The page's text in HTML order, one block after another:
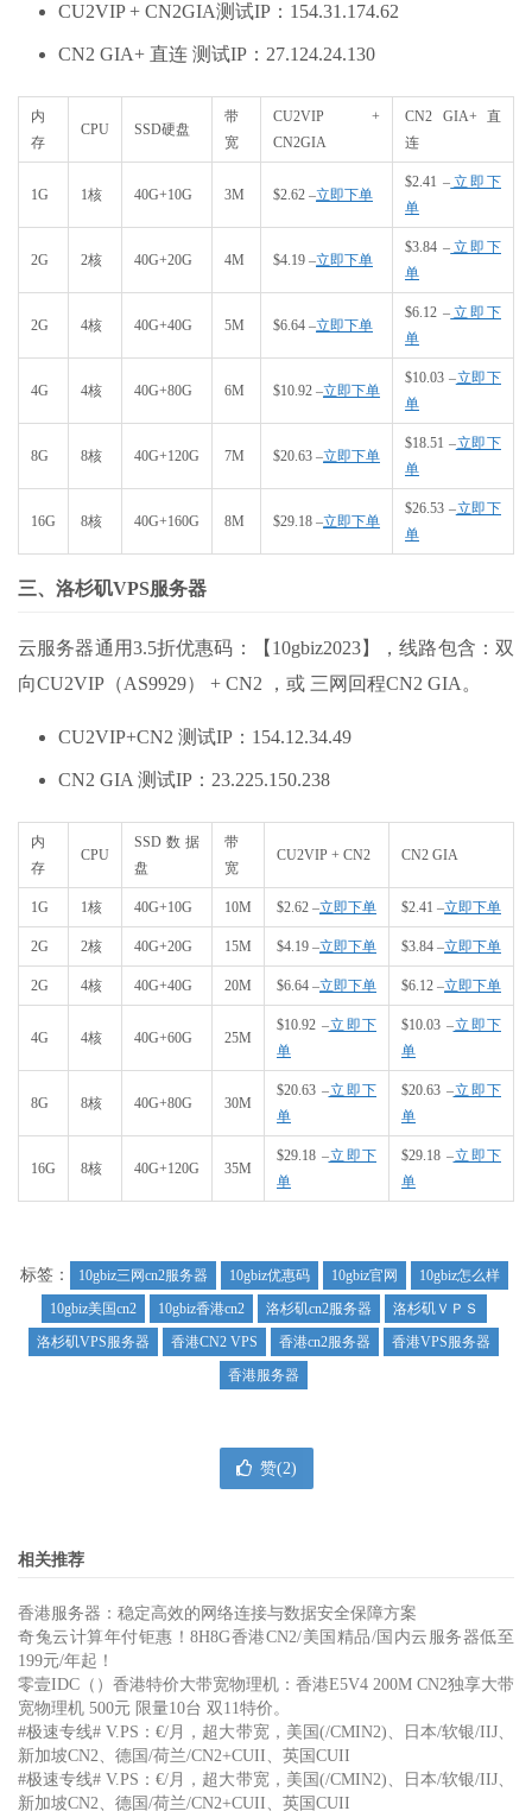
CU2VIP + CN2GIA测试IP：154.31.174.62
CN2 GIA+ 直连 测试IP：27.124.24.130
内
存
CPU SSD硬盘
带
宽
CU2VIP +
CN2GIA
CN2 GIA+ 直
连
1G 1核 40G+10G 3M $2.62 –立即下单
$2.41 – 立即下
单
2G 2核 40G+20G 4M $4.19 –立即下单
$3.84 – 立即下
单
2G 4核 40G+40G 5M $6.64 –立即下单
$6.12 – 立即下
单
4G 4核 40G+80G 6M $10.92 –立即下单
$10.03 –立即下
单
8G 8核 40G+120G 7M $20.63 –立即下单
$18.51 –立即下
单
16G 8核 40G+160G 8M $29.18 –立即下单
$26.53 –立即下
单
三、洛杉矶VPS服务器
云服务器通用3.5折优惠码：【10gbiz2023】，线路包含：双
向CU2VIP（AS9929） + CN2 ，或 三网回程CN2 GIA。
CU2VIP+CN2 测试IP：154.12.34.49
CN2 GIA 测试IP：23.225.150.238
内
存
CPU
SSD数据
盘
带
宽
CU2VIP + CN2 CN2 GIA
1G 1核 40G+10G 10M $2.62 –立即下单 $2.41 –立即下单
2G 2核 40G+20G 15M $4.19 –立即下单 $3.84 –立即下单
2G 4核 40G+40G 20M $6.64 –立即下单 $6.12 –立即下单
4G 4核 40G+60G 25M
$10.92 –立即下
单
$10.03 –立即下
单
8G 8核 40G+80G 30M
$20.63 –立即下
单
$20.63 –立即下
单
16G 8核 40G+120G 35M
$29.18 –立即下
单
$29.18 –立即下
单
标签： 10gbiz三网cn2服务器 10gbiz优惠码 10gbiz官网
10gbiz怎么样
10gbiz美国cn2
10gbiz香港cn2 洛杉矶cn2服务器
洛杉矶ＶＰＳ
洛杉矶VPS服务器
香港CN2 VPS 香港cn2服务器
香港VPS服务器
香港服务器
赞(2)
相关推荐
香港服务器：稳定高效的网络连接与数据安全保障方案
奇兔云计算年付钜惠！8H8G香港CN2/美国精品/国内云服务器低至
199元/年起！
零壹IDC（）香港特价大带宽物理机：香港E5V4 200M CN2独享大带
宽物理机 500元 限量10台 双11特价。
#极速专线# V.PS：€/月，超大带宽，美国(/CMIN2)、日本/软银/IIJ、
新加坡CN2、德国/荷兰/CN2+CUII、英国CUII
#极速专线# V.PS：€/月，超大带宽，美国(/CMIN2)、日本/软银/IIJ、
新加坡CN2、德国/荷兰/CN2+CUII、英国CUII